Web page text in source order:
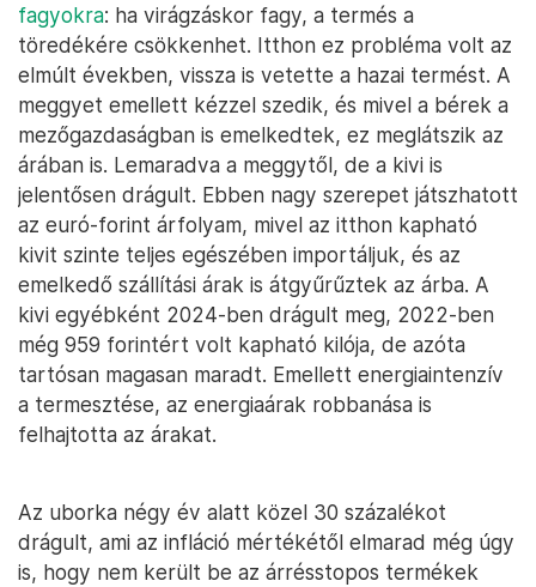
fagyokra: ha virágzáskor fagy, a termés a
töredékére csökkenhet. Itthon ez probléma volt az
elmúlt években, vissza is vetette a hazai termést. A
meggyet emellett kézzel szedik, és mivel a bérek a
mezőgazdaságban is emelkedtek, ez meglátszik az
árában is. Lemaradva a meggytől, de a kivi is
jelentősen drágult. Ebben nagy szerepet játszhatott
az euró-forint árfolyam, mivel az itthon kapható
kivit szinte teljes egészében importáljuk, és az
emelkedő szállítási árak is átgyűrűztek az árba. A
kivi egyébként 2024-ben drágult meg, 2022-ben
még 959 forintért volt kapható kilója, de azóta
tartósan magasan maradt. Emellett energiaintenzív
a termesztése, az energiaárak robbanása is
felhajtotta az árakat.
Az uborka négy év alatt közel 30 százalékot
drágult, ami az infláció mértékétől elmarad még úgy
is, hogy nem került be az árrésstopos termékek